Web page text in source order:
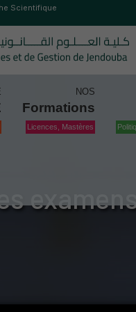
Scientifique
NOS
Formations
Licences, Mastères